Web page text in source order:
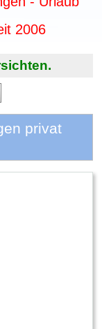
2006
privat